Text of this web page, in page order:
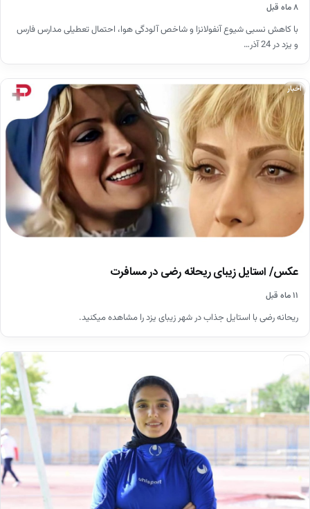
۸ ماه قبل
با کاهش نسبی شیوع آنفولانزا و شاخص آلودگی هوا، احتمال تعطیلی مدارس فارس
و یزد در 24 آذر…
اخبار
عکس/ استایل زیبای ریحانه رضی در مسافرت
۱۱ ماه قبل
ریحانه رضى با استایل جذاب در شهر زیبای یزد را مشاهده میکنید.